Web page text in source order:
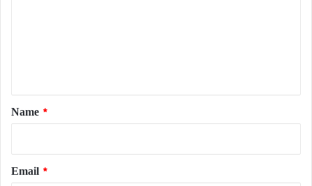
*
Name *
Email *